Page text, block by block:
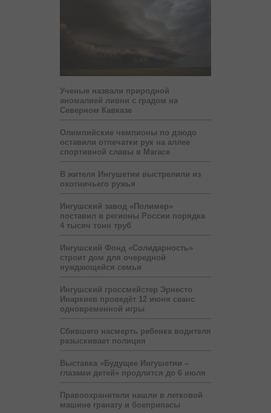
Ученые назвали природной
аномалией ливни с градом на
Северном Кавказе
Олимпийские чемпионы по дзюдо
оставили отпечатки рук на аллее
спортивной славы в Магасе
В жителя Ингушетии выстрелили из
охотничьего ружья
Ингушский завод «Полимер»
поставил в регионы России порядка
4 тысяч тонн труб
Ингушский Фонд «Солидарность»
строит дом для очередной
нуждающейся семьи
Ингушский гроссмейстер Эрнесто
Инаркиев проведёт 12 июня сеанс
одновременной игры
Сбившего насмерть ребенка водителя
разыскивает полиция
Выставка «Будущее Ингушетии –
глазами детей» продлится до 6 июля
Правоохранители нашли в легковой
машине гранату и боеприпасы